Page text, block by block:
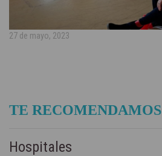
27 de mayo, 2023
TE RECOMENDAMOS
Hospitales